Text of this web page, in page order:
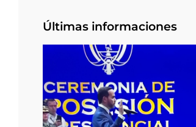
Últimas informaciones